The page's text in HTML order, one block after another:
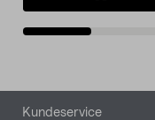
Bunntekst
Kundeservice